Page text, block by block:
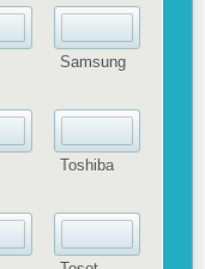
Samsung
Toshiba